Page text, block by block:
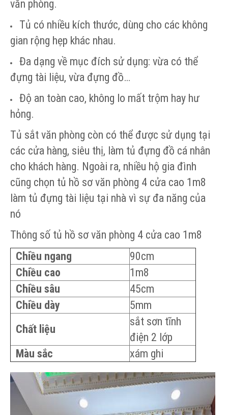
văn phòng.
Tủ có nhiều kích thước, dùng cho các không
gian rộng hẹp khác nhau.
Đa dạng về mục đích sử dụng: vừa có thể
đựng tài liệu, vừa đựng đồ…
Độ an toàn cao, không lo mất trộm hay hư
hỏng.
Tủ sắt văn phòng còn có thể được sử dụng tại
các cửa hàng, siêu thị, làm tủ đựng đồ cá nhân
cho khách hàng. Ngoài ra, nhiều hộ gia đình
cũng chọn tủ hồ sơ văn phòng 4 cửa cao 1m8
làm tủ đựng tài liệu tại nhà vì sự đa năng của
nó
Thông số tủ hồ sơ văn phòng 4 cửa cao 1m8
Chiều ngang
90cm
Chiều cao
1m8
Chiều sâu
45cm
Chiều dày
5mm
Chất liệu
sắt sơn tĩnh
điện 2 lớp
Màu sắc
xám ghi